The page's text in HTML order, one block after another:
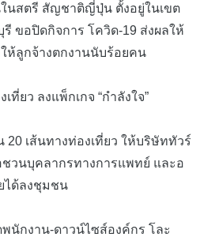
นสตรี สัญชาติญี่ปุ่น ตั้งอยู่ในเขต
ขอปิดกิจการ โควิด-19 ส่งผลให้
ห้ลูกจ้างตกงานนับร้อยคน
ที่ยว ลงแพ็กเกจ “กำลังใจ”
เส้นทางท่องเที่ยว ให้บริษัททัวร์
ชวนบุคลากรทางการแพทย์ และอ
ได้ลงชุมชน
พนักงาน-ดาวน์ไซส์องค์กร โละ